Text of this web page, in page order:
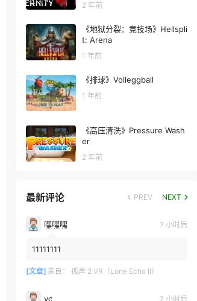
2 年前
《地狱分裂：竞技场》Hellspli
t: Arena
1 年前
《排球》Volleggball
1 年前
《高压清洗》Pressure Wash
er
2 年前
最新评论 PREV NEXT
嘿嘿嘿 7 小时后
11111111
[文章] 来自： 孤声 2 VR（Lone Echo II）
vc 7 小时后